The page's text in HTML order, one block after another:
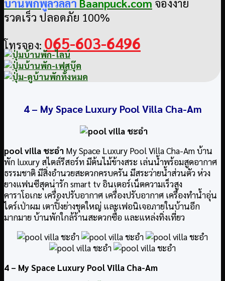
บ้านพักพูลวิลล่า Baanpuck.com จองง่าย
รวดเร็ว ปลอดภัย 100%
โทรจอง: 065-603-6496
4 – My Space Luxury Pool Villa Cha-Am
pool villa ชะอำ My Space Luxury Pool Villa Cha-Am บ้าน
พัก luxury สไตล์รีสอร์ท มีต้นไม้ข้างสระ เล่นน้ำพร้อมสูดอากาศ
ธรรมชาติ มีสิ่งอำนวยสะดวกครบครัน มีสระว่ายน้ำส่วนตัว ห่วง
ยางแฟนซีสุดน่ารัก smart tv อินเตอร์เน็ตความเร็วสูง
คาราโอเกะ เครื่องปรับอากาศ เครื่องปรับอากาศ เครื่องทำน้ำอุ่น
ไดร์เป่าผม เตาปิ้งย่างชุดใหญ่ และเฟอนิเจอภายในบ้านอีก
มากมาย บ้านพักใกล้ร้านสะดวกซื้อ และแหล่งทิ่งเที่ยว
4 – My Space Luxury Pool Villa Cha-Am